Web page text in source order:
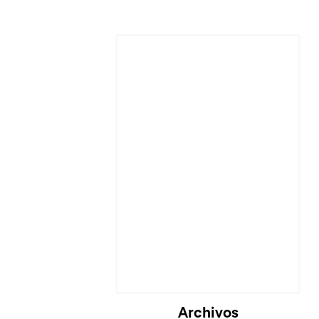
Archivos